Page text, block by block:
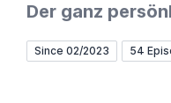
Der ganz
Since 02/2023 54